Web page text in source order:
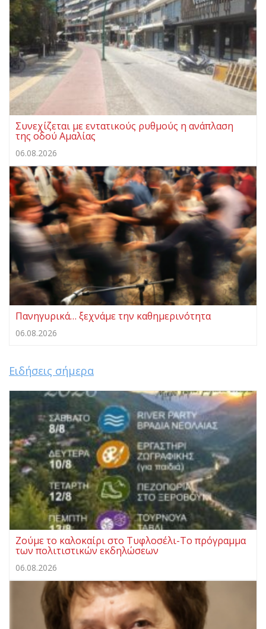
Συνεχίζεται με εντατικούς ρυθμούς η ανάπλαση
της οδού Αμαλίας
06.08.2026
Πανηγυρικά… ξεχνάμε την καθημερινότητα
06.08.2026
Ειδήσεις σήμερα
Ζούμε το καλοκαίρι στο Τυφλοσέλι-Το πρόγραμμα
των πολιτιστικών εκδηλώσεων
06.08.2026